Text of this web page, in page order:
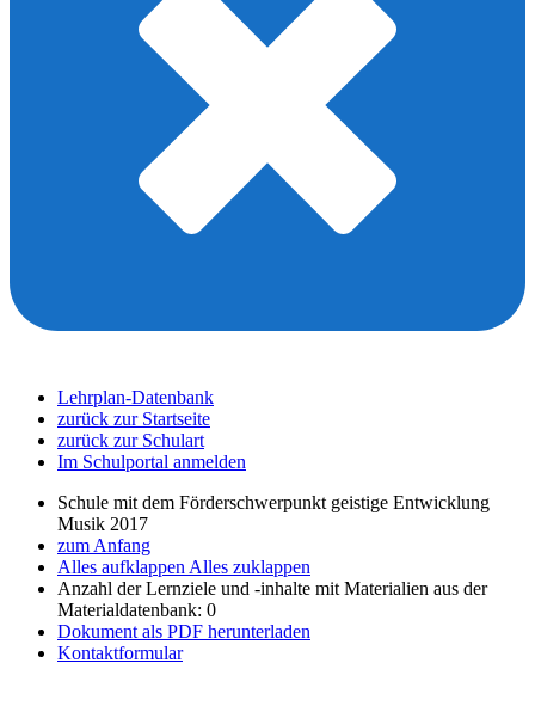
Lehrplan-Datenbank
zurück zur Startseite
zurück zur Schulart
Im Schulportal anmelden
Schule mit dem Förderschwerpunkt geistige Entwicklung
Musik 2017
zum Anfang
Alles aufklappen Alles zuklappen
Anzahl der Lernziele und -inhalte mit Materialien aus der
Materialdatenbank: 0
Dokument als PDF herunterladen
Kontaktformular